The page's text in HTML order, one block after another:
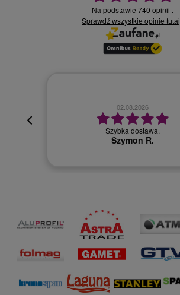
Na podstawie 740 opinii .
Sprawdź wszystkie opinie tutaj
02.08.2026
Szybka dostawa.
Szymon R.